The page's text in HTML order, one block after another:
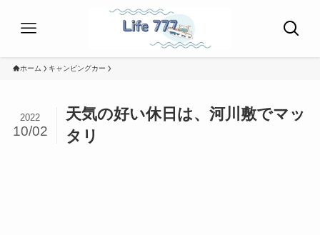
ホーム キャンピングカー
天気の好い休日は、河川敷でマッ
タリ
2022
10/02